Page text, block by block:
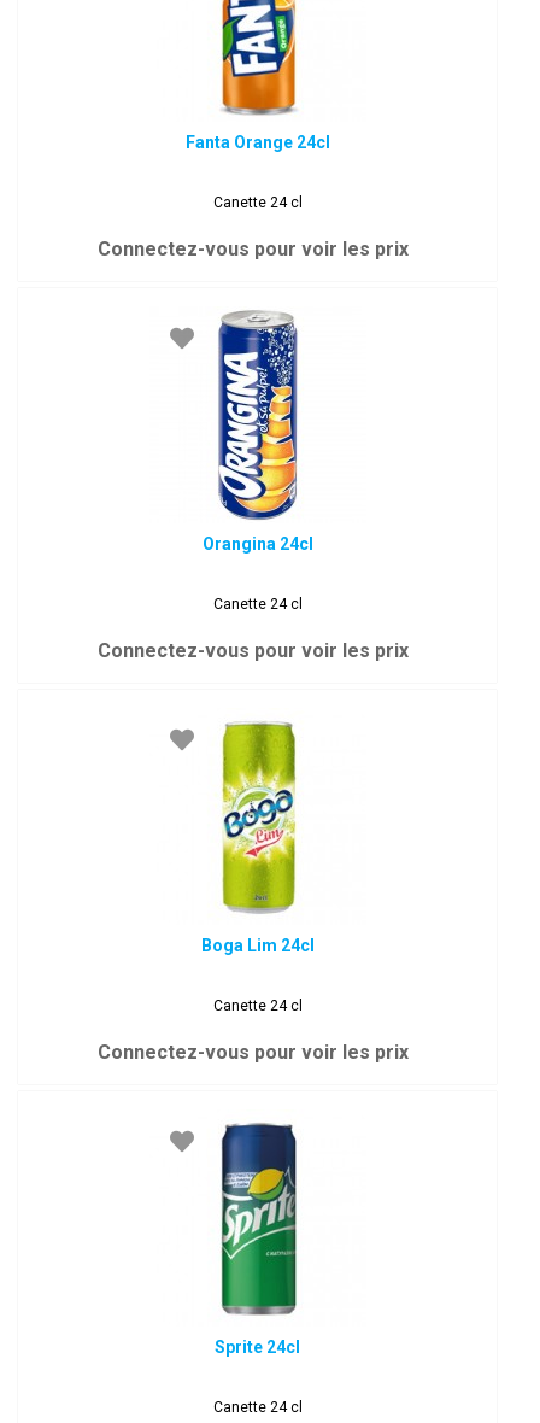
Fanta Orange 24cl
Canette 24 cl
Connectez-vous pour voir les prix
Orangina 24cl
Canette 24 cl
Connectez-vous pour voir les prix
Boga Lim 24cl
Canette 24 cl
Connectez-vous pour voir les prix
Sprite 24cl
Canette 24 cl